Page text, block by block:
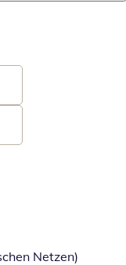
Netzen)